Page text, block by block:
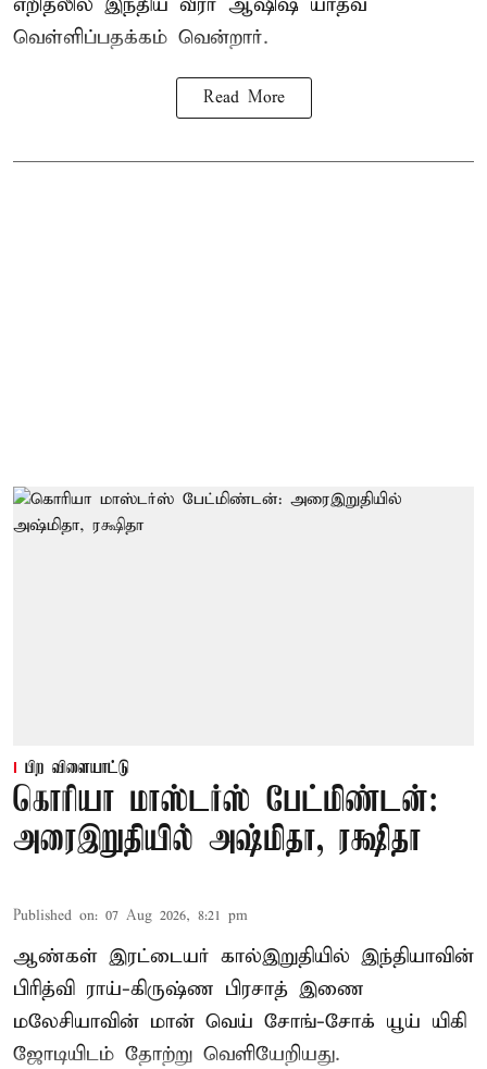
வெள்ளிப்பதக்கம் வென்றார்.
Read More
பிற விளையாட்டு
கொரியா மாஸ்டர்ஸ் பேட்மிண்டன்:
அரைஇறுதியில் அஷ்மிதா, ரக்ஷிதா
Published on: 07 Aug 2026, 8:21 pm
ஆண்கள் இரட்டையர் கால்இறுதியில் இந்தியாவின்
பிரித்வி ராய்-கிருஷ்ண பிரசாத் இணை
மலேசியாவின் மான் வெய் சோங்-சோக் யூய் யிகி
ஜோடியிடம் தோற்று வெளியேறியது.